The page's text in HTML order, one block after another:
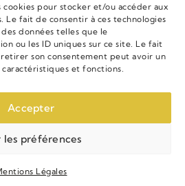
pour stocker et/ou accéder aux
Le fait de consentir à ces technologies
données telles que le
ou les ID uniques sur ce site. Le fait
son consentement peut avoir un
et fonctions.
Accepter
les préférences
Légales
Guidées Tarifs
- Tous droits réservés -
Développé par